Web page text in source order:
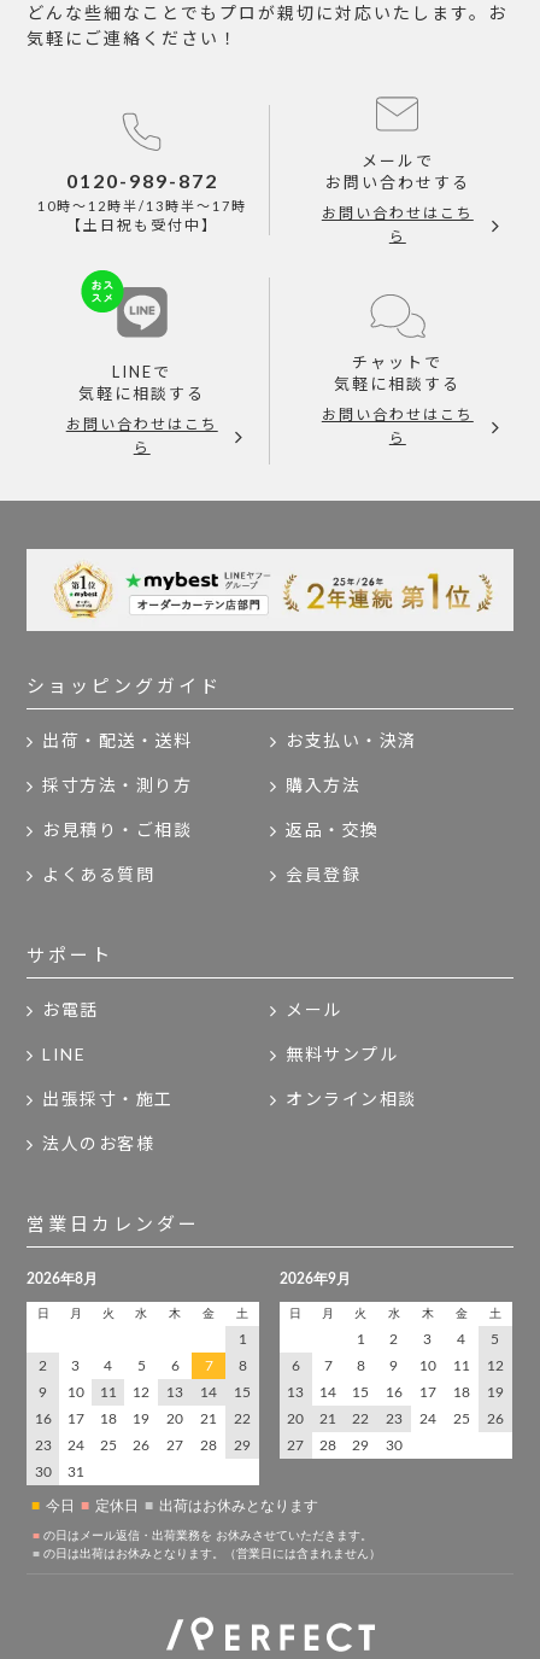
どんな些細なことでもプロが親切に対応いたします。お
気軽にご連絡ください！
0120-989-872
10時～12時半/13時半～17時
【土日祝も受付中】
メールで
お問い合わせする
お問い合わせはこち
ら
LINEで
気軽に相談する
お問い合わせはこち
ら
チャットで
気軽に相談する
お問い合わせはこち
ら
ショッピングガイド
出荷・配送・送料 お支払い・決済
採寸方法・測り方 購入方法
お見積り・ご相談 返品・交換
よくある質問 会員登録
サポート
お電話 メール
LINE 無料サンプル
出張採寸・施工 オンライン相談
法人のお客様
営業日カレンダー